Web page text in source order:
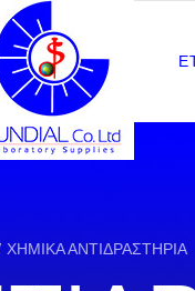
ΧΗΜΙΚΑ ΑΝΤΙΔΡΑΣΤΗΡΙΑ